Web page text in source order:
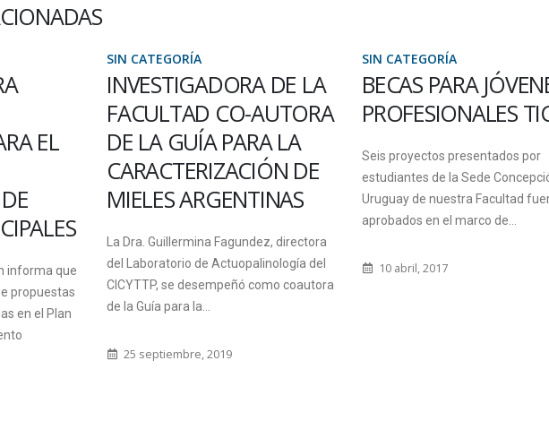
LA
LA
DE
del
coautora
SIN CATEGORÍA
BECAS PARA JÓVENES
PROFESIONALES TIC
Seis proyectos presentados por
estudiantes de la Sede Concepción del
Uruguay de nuestra Facultad fueron
10 abril, 2017
SIN CATEGORÍA
SE
LAS ACCIONES DE
DESTINADA A
DOCENTES PARA
DÍAS SÁBADOS
Como consecuencia de la